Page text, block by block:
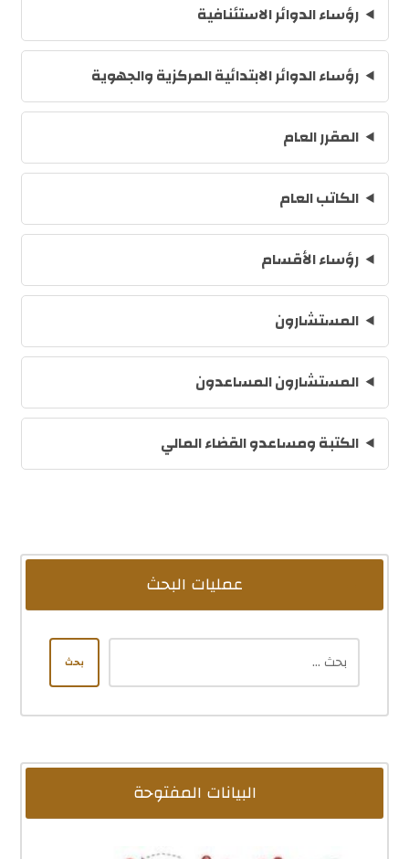
رؤساء الدوائر الاستئنافية
رؤساء الدوائر الابتدائية المركزية والجهوية
المقرر العام
الكاتب العام
رؤساء الأقسام
المستشارون
المستشارون المساعدون
الكتبة ومساعدو القضاء المالي
عمليات البحث
بحث
البيانات المفتوحة